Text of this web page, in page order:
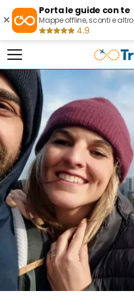
×
Porta le guide con te
Mappe offline, sconti e altro
4.9